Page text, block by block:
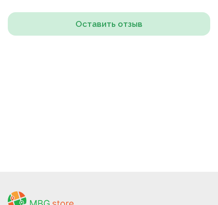
Оставить отзыв